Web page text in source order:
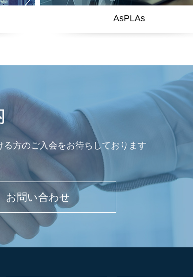
AsPLAs
方のご入会をお待ちしております
お問い合わせ